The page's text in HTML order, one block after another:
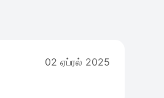
02 ஏப்ரல் 2025